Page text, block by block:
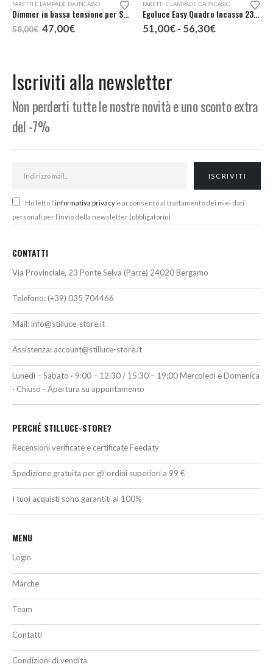
FARETTI E LAMPADE DA INCASSO
Dimmer in bassa tensione per Strip LED
58,00€ Il
prezzo
47,00€Il
FARETTI E LAMPADE DA INCASSO
Egoluce Easy Quadro Incasso 230V cod. 6432
51,00€ - 56,30€Fascia
Iscriviti alla newsletter
Non perderti tutte le nostre novità e uno sconto extra
del -7%
Ho letto l'informativa privacy e acconsento al trattamento dei miei dati
personali per l’invio della newsletter (obbligatorio)
CONTATTI
Via Provinciale, 23 Ponte Selva (Parre) 24020 Bergamo
Telefono: (+39) 035 704466
Mail:info@stilluce-store.it
Assistenza: account@stilluce-store.it
Lunedì – Sabato · 9:00 – 12:30 / 15:30 – 19:00 Mercoledì e Domenica
· Chiuso - Apertura su appuntamento
PERCHÉ STILLUCE-STORE?
Recensioni verificate e certificate Feedaty
Spedizione gratuita per gli ordini superiori a 99 €
I tuoi acquisti sono garantiti al 100%
MENU
Login
Marche
Team
Contatti
Condizioni di vendita